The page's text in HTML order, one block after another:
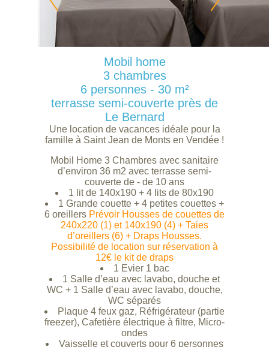
Mobil home
3 chambres
6 personnes - 30 m²
terrasse semi-couverte près de
Le Bernard
Une location de vacances idéale pour la
famille à Saint Jean de Monts en Vendée !
Mobil Home 3 Chambres avec sanitaire
d’environ 36 m2 avec terrasse semi-
couverte de - de 10 ans
1 lit de 140x190 + 4 lits de 80x190
1 Grande couette + 4 petites couettes +
6 oreillers Prévoir Housses de couettes de
240x220 (1) et 140x190 (4) + Taies
d’oreillers (6) + Draps Housses.
Possibilité de location sur réservation à
12€ le kit de draps
1 Evier 1 bac
1 Salle d’eau avec lavabo, douche et
WC + 1 Salle d’eau avec lavabo, douche,
WC séparés
Plaque 4 feux gaz, Réfrigérateur (partie
freezer), Cafetière électrique à filtre, Micro-
ondes
Vaisselle et couverts pour 6 personnes